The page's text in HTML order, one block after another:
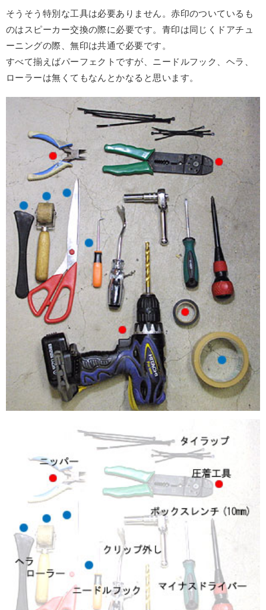
そうそう特別な工具は必要ありません。赤印のついているも
のはスピーカー交換の際に必要です。青印は同じくドアチュ
ーニングの際、無印は共通で必要です。
すべて揃えばパーフェクトですが、ニードルフック、ヘラ、
ローラーは無くてもなんとかなると思います。